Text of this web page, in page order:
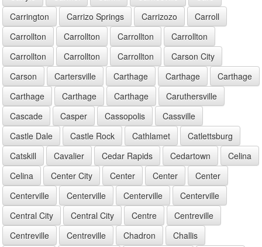
Carrington
Carrizo Springs Carrizozo
Carroll
Carrollton
Carrollton Carrollton
Carrollton
Carrollton
Carrollton Carrollton
Carson City
Carson
Cartersville Carthage Carthage
Carthage
Carthage
Carthage Carthage
Caruthersville
Cascade
Casper Cassopolis
Cassville
Castle Dale
Castle Rock Cathlamet
Catlettsburg
Catskill
Cavalier Cedar Rapids Cedartown
Celina
Celina
Center City Center Center
Center
Centerville
Centerville Centerville
Centerville
Central City
Central City Centre
Centreville
Centreville
Centreville Chadron
Challis